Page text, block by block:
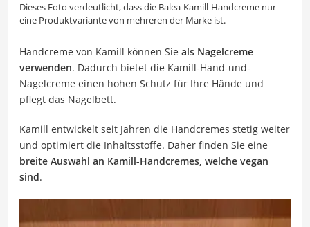
Dieses Foto verdeutlicht, dass die Balea-Kamill-Handcreme nur
eine Produktvariante von mehreren der Marke ist.
Handcreme von Kamill können Sie als Nagelcreme
verwenden. Dadurch bietet die Kamill-Hand-und-
Nagelcreme einen hohen Schutz für Ihre Hände und
pflegt das Nagelbett.
Kamill entwickelt seit Jahren die Handcremes stetig weiter
und optimiert die Inhaltsstoffe. Daher finden Sie eine
breite Auswahl an Kamill-Handcremes, welche vegan
sind.